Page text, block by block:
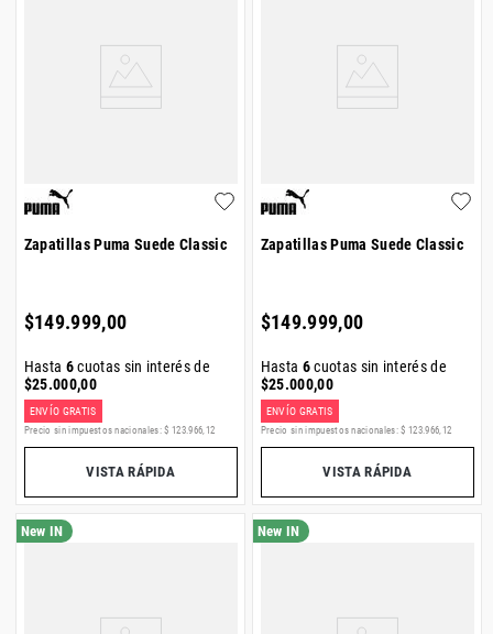
Zapatillas Puma Suede Classic
$149.999,00
Hasta 6cuotas sin interés de
$25.000,00
ENVÍO GRATIS
Precio sin impuestos nacionales: $ 123.966,12
VISTA RÁPIDA
Zapatillas Puma Suede Classic
$149.999,00
Hasta 6cuotas sin interés de
$25.000,00
ENVÍO GRATIS
Precio sin impuestos nacionales: $ 123.966,12
VISTA RÁPIDA